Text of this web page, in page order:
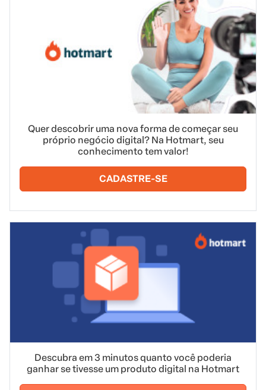
Quer descobrir uma nova forma de começar seu
próprio negócio digital? Na Hotmart, seu
conhecimento tem valor!
CADASTRE-SE
Descubra em 3 minutos quanto você poderia
ganhar se tivesse um produto digital na Hotmart